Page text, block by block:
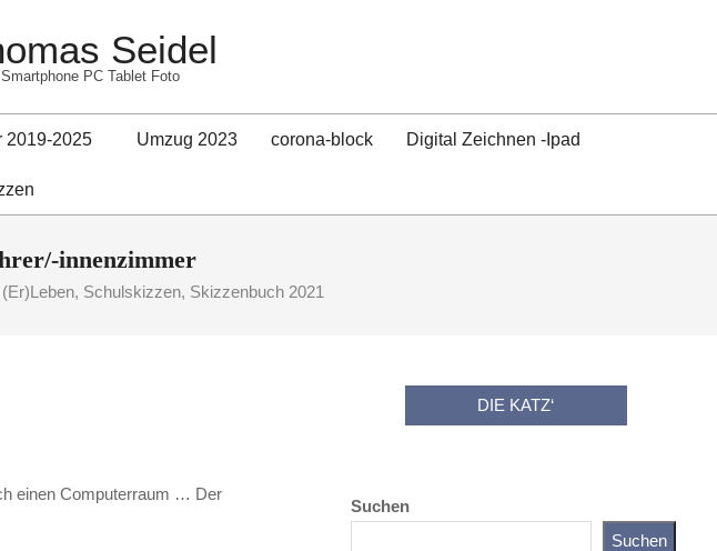
Seidel
PC Tablet Foto
2019-2025 Umzug 2023 corona-block Digital Zeichnen -Ipad
innenzimmer
, Schulskizzen, Skizzenbuch 2021
einen Computerraum … Der
DIE KATZ‘
Suchen
Suchen